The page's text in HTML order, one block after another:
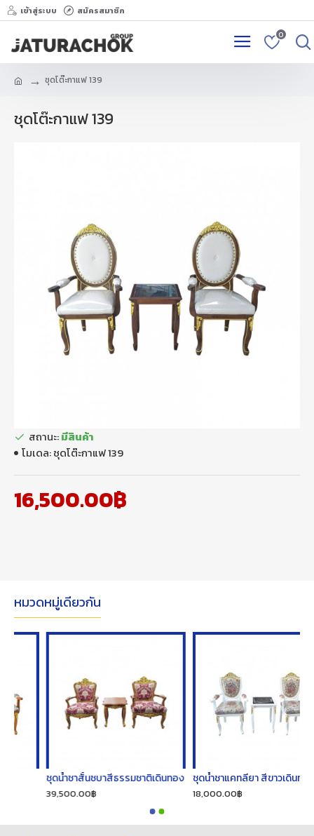
เข้าสู่ระบบ สมัครสมาชิก
0
ชุดโต๊ะกาแฟ 139
ชุดโต๊ะกาแฟ 139
16,500.00฿
สถานะ:มีสินค้า
โมเดล:ชุดโต๊ะกาแฟ 139
หมวดหมู่เดียวกัน
ชุดน้ำชาสั้นชบาสีธรรมชาติเดินทอง
39,500.00฿
ชุดน้ำชาแคทลียา สีขาวเดินทอง
18,000.00฿